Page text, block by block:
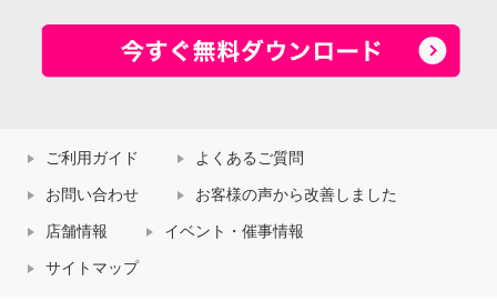
ご利用ガイド よくあるご質問
お問い合わせ お客様の声から改善しました
店舗情報 イベント・催事情報
サイトマップ